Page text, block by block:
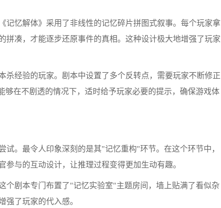
忆解体》采用了非线性的记忆碎片拼图式叙事。每个玩家拿
凑，才能逐步还原事件的真相。这种设计极大地增强了玩家
经验的玩家。剧本中设置了多个反转点，需要玩家不断修正
在不剧透的情况下，适时给予玩家必要的提示，确保游戏体
。最令人印象深刻的是其"记忆重构"环节。在这个环节中，
与的互动设计，让推理过程变得更加生动有趣。
剧本专门布置了"记忆实验室"主题房间，墙上贴满了看似杂
强了玩家的代入感。